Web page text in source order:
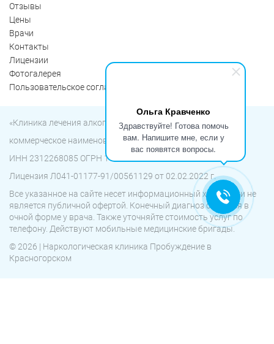
Ольга Кравченко
Здравствуйте! Готова помочь
вам. Напишите мне, если у
вас появятся вопросы.
Отзывы
Цены
Врачи
Контакты
Лицензии
Фотогалерея
Пользовательское соглашение
«Клиника лечения алкоголизма «Пробуждение»
коммерческое наименование ООО «Детокс»
ИНН 2312268085 ОГРН 1182375001511
Лицензия Л041-01177-91/00561129 от 02.02.2022 г.
Все указанное на сайте несет информационный характер и не
является публичной офертой. Конечный диагноз ставится в
очной форме у врача. Также уточняйте стоимость услуг по
телефону. Действуют мобильные медицинские бригады.
© 2026 | Наркологическая клиника Пробуждение в
Красногорском